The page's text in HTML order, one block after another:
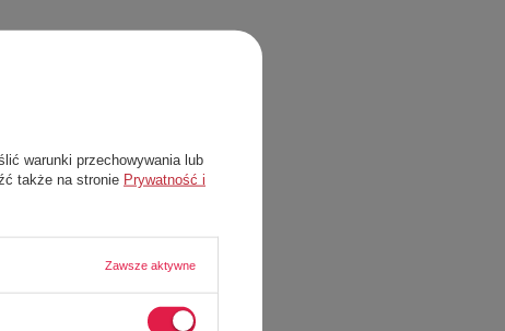
warunki przechowywania lub
także na stronie Prywatność i
Zawsze aktywne